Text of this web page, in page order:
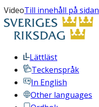
VideoTill innehåll på sidan
Lättläst
Teckenspråk
In English
Other languages